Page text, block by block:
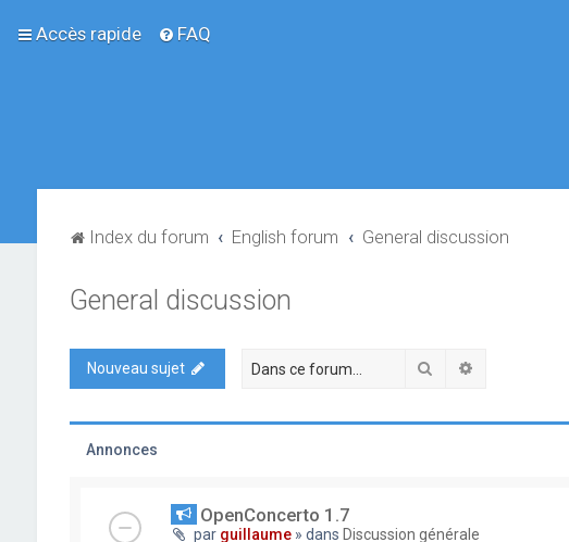
Accès rapide FAQ
Index du forum English forum General discussion
General discussion
Nouveau sujet Rechercher
Annonces
OpenConcerto 1.7
par guillaume » dans Discussion générale